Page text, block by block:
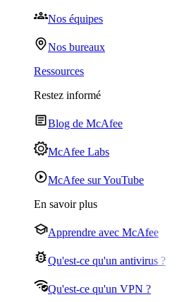
Nos équipes
Nos bureaux
Ressources
Restez informé
Blog de McAfee
McAfee Labs
McAfee sur YouTube
En savoir plus
Apprendre avec McAfee
Qu'est-ce qu'un antivirus ?
Qu'est-ce qu'un VPN ?